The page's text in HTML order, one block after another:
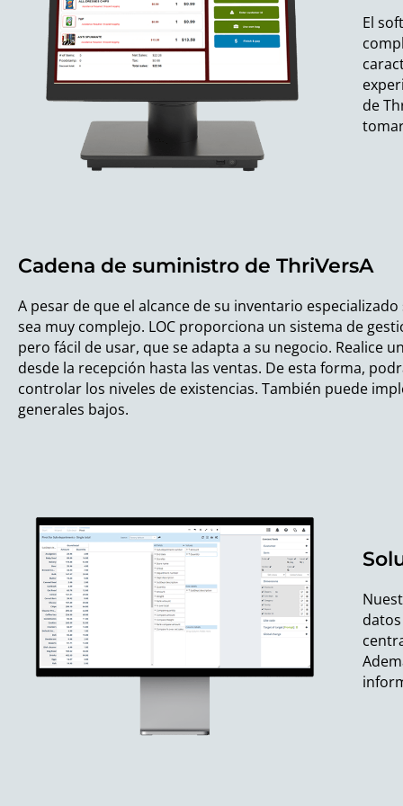
El
de
Cadena de suministro de ThriVersA
A pesar de que el alcance de su inventario
sea muy complejo. LOC proporciona un sistema de
pero fácil de usar, que se adapta a su negocio. Realice
desde la recepción hasta las ventas. De esta forma,
controlar los niveles de existencias. También puede
generales bajos.